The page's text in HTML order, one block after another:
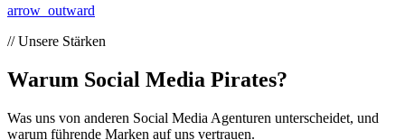
arrow_outward
// Unsere Stärken
Warum Social Media Pirates?
Was uns von anderen Social Media Agenturen unterscheidet, und
warum führende Marken auf uns vertrauen.